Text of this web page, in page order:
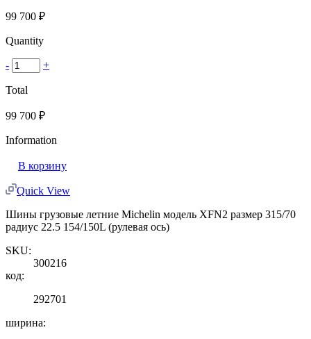
99 700 ₽
Quantity
- +
Total
99 700 ₽
Information
В корзину
Quick View
Шины грузовые летние Michelin модель XFN2 размер 315/70
радиус 22.5 154/150L (рулевая ось)
SKU:
300216
код:
292701
ширина: